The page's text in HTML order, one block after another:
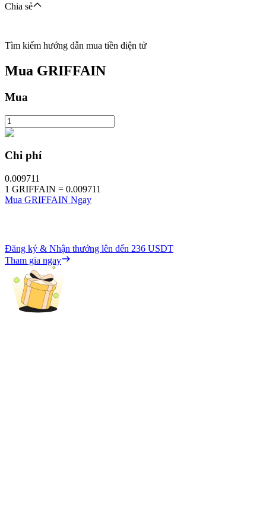
Chia sẻ
Tìm kiếm hướng dẫn mua tiền điện tử
Mua GRIFFAIN
Mua
Chi phí
0.009711
1 GRIFFAIN = 0.009711
Mua GRIFFAIN Ngay
Đăng ký & Nhận thưởng lên đến 236 USDT
Tham gia ngay